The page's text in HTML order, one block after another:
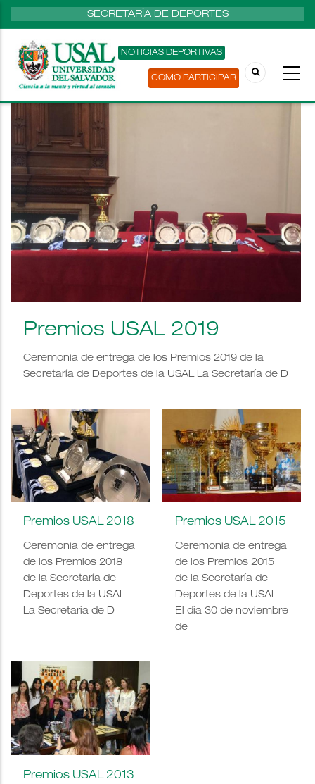
SECRETARÍA DE DEPORTES
COMO PARTICIPAR
NOTICIAS DEPORTIVAS
Premios USAL 2019
Ceremonia de entrega de los Premios 2019 de la
Secretaría de Deportes de la USAL La Secretaría de D
Premios USAL 2018
Ceremonia de entrega
de los Premios 2018
de la Secretaría de
Deportes de la USAL
La Secretaría de D
Premios USAL 2015
Ceremonia de entrega
de los Premios 2015
de la Secretaría de
Deportes de la USAL
El día 30 de noviembre
de
Premios USAL 2013